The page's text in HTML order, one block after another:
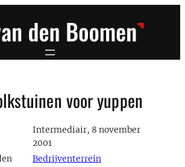
voor yuppen
Intermediair, 8 november
2001
Bedrijventerrein